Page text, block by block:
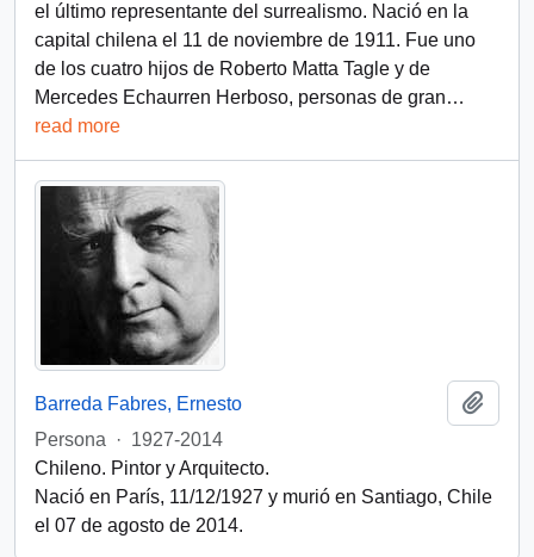
el último representante del surrealismo. Nació en la
capital chilena el 11 de noviembre de 1911. Fue uno
de los cuatro hijos de Roberto Matta Tagle y de
Mercedes Echaurren Herboso, personas de gran…
read more
Barreda Fabres, Ernesto
Persona
· 1927-2014
Chileno. Pintor y Arquitecto.
Nació en París, 11/12/1927 y murió en Santiago, Chile
el 07 de agosto de 2014.